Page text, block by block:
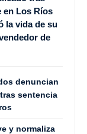
en Los Ríos
la vida de su
de
denuncian
sentencia
y normaliza